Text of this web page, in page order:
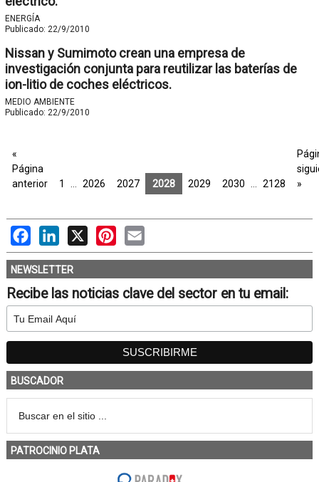
ENERGÍA
Publicado: 22/9/2010
Nissan y Sumimoto crean una empresa de
investigación conjunta para reutilizar las baterías de
ion-litio de coches eléctricos.
MEDIO AMBIENTE
Publicado: 22/9/2010
«
Página
anterior
1 2026 2027 2028 2029 2030 2128
»
FacebookLinkedIn
X PinterestEmail
NEWSLETTER
Recibe las noticias clave del sector en tu email:
BUSCADOR
PATROCINIO PLATA